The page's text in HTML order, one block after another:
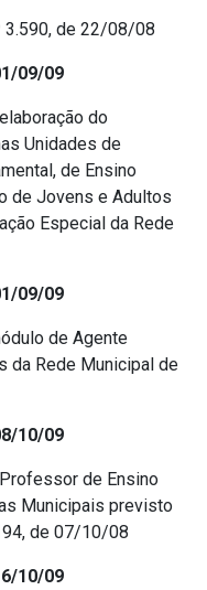
3.590, de 22/08/08
09/09
do
Unidades de
de Ensino
de Jovens e Adultos
Especial da Rede
09/09
de Agente
da Rede Municipal de
10/09
de Ensino
Municipais previsto
de 07/10/08
10/09